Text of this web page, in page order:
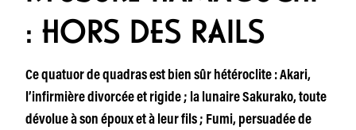
: HORS DES RAILS
Ce quatuor de quadras est bien sûr hétéroclite : Akari,
l’infirmière divorcée et rigide ; la lunaire Sakurako, toute
dévolue à son époux et à leur fils ; Fumi, persuadée de